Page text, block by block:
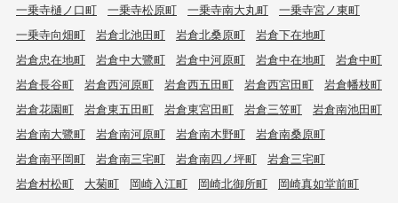
一乗寺樋ノ口町
一乗寺松原町 一乗寺南大丸町
一乗寺宮ノ東町
一乗寺向畑町
岩倉北池田町 岩倉北桑原町
岩倉下在地町
岩倉忠在地町
岩倉中大鷺町 岩倉中河原町 岩倉中在地町
岩倉中町
岩倉長谷町
岩倉西河原町 岩倉西五田町 岩倉西宮田町
岩倉幡枝町
岩倉花園町
岩倉東五田町 岩倉東宮田町 岩倉三笠町
岩倉南池田町
岩倉南大鷺町
岩倉南河原町 岩倉南木野町
岩倉南桑原町
岩倉南平岡町
岩倉南三宅町 岩倉南四ノ坪町
岩倉三宅町
岩倉村松町
大菊町 岡崎入江町 岡崎北御所町
岡崎真如堂前町